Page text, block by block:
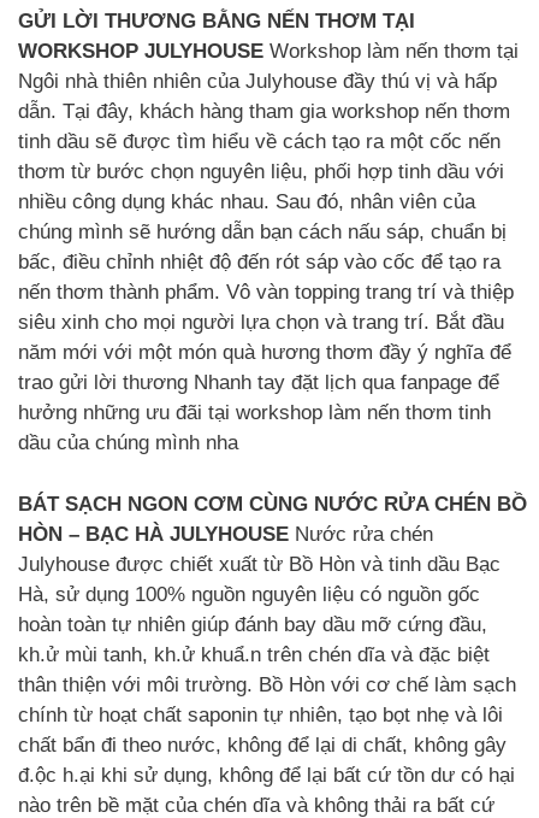
GỬI LỜI THƯƠNG BẰNG NẾN THƠM TẠI
WORKSHOP JULYHOUSE Workshop làm nến thơm tại
Ngôi nhà thiên nhiên của Julyhouse đầy thú vị và hấp
dẫn. Tại đây, khách hàng tham gia workshop nến thơm
tinh dầu sẽ được tìm hiểu về cách tạo ra một cốc nến
thơm từ bước chọn nguyên liệu, phối hợp tinh dầu với
nhiều công dụng khác nhau. Sau đó, nhân viên của
chúng mình sẽ hướng dẫn bạn cách nấu sáp, chuẩn bị
bấc, điều chỉnh nhiệt độ đến rót sáp vào cốc để tạo ra
nến thơm thành phẩm. Vô vàn topping trang trí và thiệp
siêu xinh cho mọi người lựa chọn và trang trí. Bắt đầu
năm mới với một món quà hương thơm đầy ý nghĩa để
trao gửi lời thương Nhanh tay đặt lịch qua fanpage để
hưởng những ưu đãi tại workshop làm nến thơm tinh
dầu của chúng mình nha
BÁT SẠCH NGON CƠM CÙNG NƯỚC RỬA CHÉN BỒ
HÒN – BẠC HÀ JULYHOUSE Nước rửa chén
Julyhouse được chiết xuất từ Bồ Hòn và tinh dầu Bạc
Hà, sử dụng 100% nguồn nguyên liệu có nguồn gốc
hoàn toàn tự nhiên giúp đánh bay dầu mỡ cứng đầu,
kh.ử mùi tanh, kh.ử khuẩ.n trên chén dĩa và đặc biệt
thân thiện với môi trường. Bồ Hòn với cơ chế làm sạch
chính từ hoạt chất saponin tự nhiên, tạo bọt nhẹ và lôi
chất bẩn đi theo nước, không để lại di chất, không gây
đ.ộc h.ại khi sử dụng, không để lại bất cứ tồn dư có hại
nào trên bề mặt của chén dĩa và không thải ra bất cứ